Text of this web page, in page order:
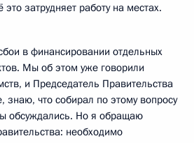
затрудняет работу на местах.
в финансировании отдельных
Мы об этом уже говорили
и Председатель Правительства
знаю, что собирал по этому вопросу
обсуждались. Но я обращаю
необходимо